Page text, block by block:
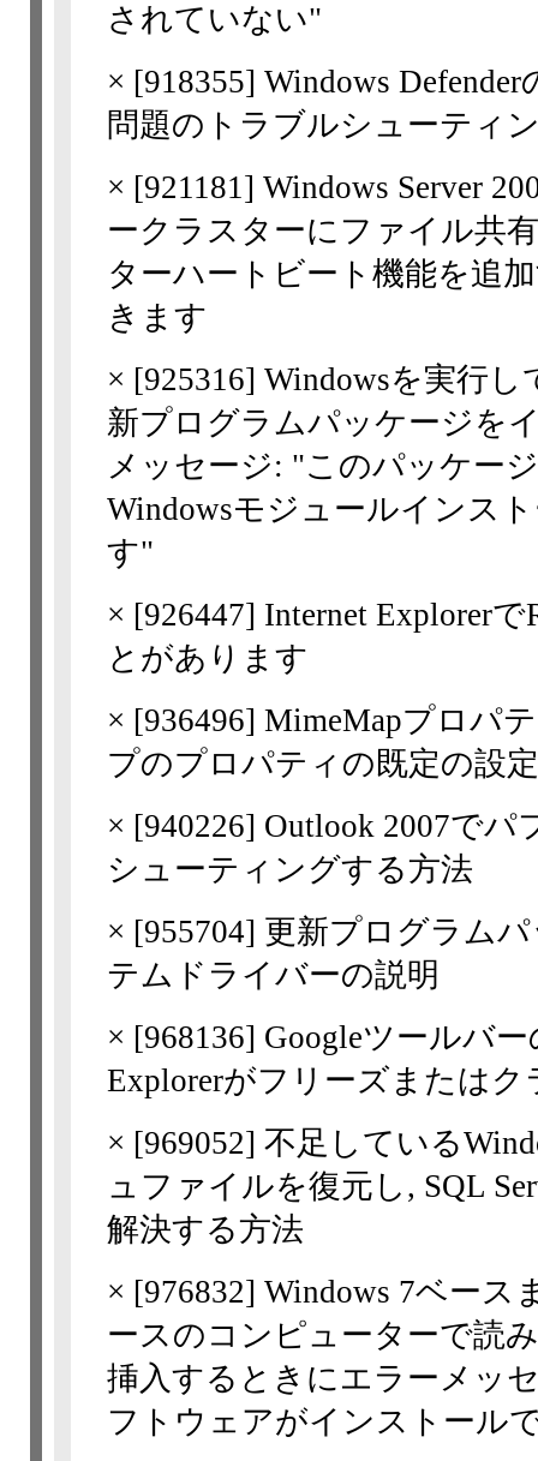
されていない"
× [918355] Windows
問題のトラブルシューティ
× [921181] Windows Server
ークラスターにファイル共
ターハートビート機能を追
きます
× [925316] Windowsを実行
新プログラムパッケージを
メッセージ: "このパッケー
Windowsモジュールインス
す"
× [926447] Internet Explorer
とがあります
× [936496] MimeMapプロパ
プのプロパティの既定の設
× [940226] Outlook 2007で
シューティングする方法
× [955704] 更新プログラム
テムドライバーの説明
× [968136] Googleツールバ
Explorerがフリーズまたは
× [969052] 不足している
ュファイルを復元し, SQL
解決する方法
× [976832] Windows 7ベース
ースのコンピューターで読
挿入するときにエラーメッ
フトウェアがインストール